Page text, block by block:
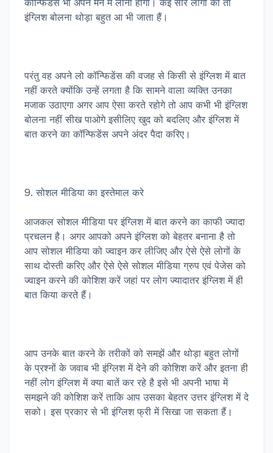
कॉन्फिडेंस भी अपने मन में लाना होगा। कई सारे लोगों को तो
इंग्लिश बोलना थोड़ा बहुत आ भी जाता हैं।
परंतु वह अपने लो कॉन्फिडेंस की वजह से किसी से इंग्लिश में बात
नहीं करते क्योंकि उन्हें लगता है कि सामने वाला व्यक्ति उनका
मजाक उठाएगा अगर आप ऐसा करते रहोगे तो आप कभी भी इंग्लिश
बोलना नहीं सीख पाओगे इसीलिए खुद को बदलिए और इंग्लिश में
बात करने का कॉन्फिडेंस अपने अंदर पैदा करिए।
9. सोशल मीडिया का इस्तेमाल करे
आजकल सोशल मीडिया पर इंग्लिश में बात करने का काफी ज्यादा
प्रचलन है। अगर आपको अपने इंग्लिश को बेहतर बनाना है तो
आप सोशल मीडिया को ज्वाइन कर लीजिए और ऐसे ऐसे लोगों के
साथ दोस्ती करिए और ऐसे ऐसे सोशल मीडिया ग्रुप एवं पेजेस को
ज्वाइन करने की कोशिश करें जहां पर लोग ज्यादातर इंग्लिश में ही
बात किया करते हैं।
आप उनके बात करने के तरीकों को समझें और थोड़ा बहुत लोगों
के प्रश्नों के जवाब भी इंग्लिश में देने की कोशिश करें और इतना ही
नहीं लोग इंग्लिश में क्या बातें कर रहे है इसे भी अपनी भाषा में
समझने की कोशिश करें ताकि आप उसका बेहतर उत्तर इंग्लिश में दे
सको। इस प्रकार से भी इंग्लिश फ्री में सिखा जा सकता हैं।